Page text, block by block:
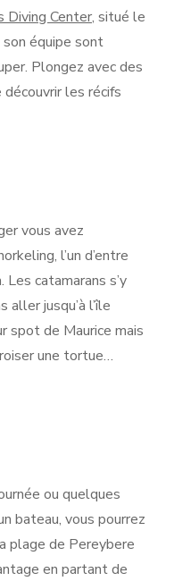
Diving Center, situé le
équipe sont
Plongez avec des
découvrir les récifs
vous avez
l’un d’entre
catamarans s’y
jusqu’à l’île
spot de Maurice mais
une tortue…
ou quelques
bateau, vous pourrez
plage de Pereybere
en partant de